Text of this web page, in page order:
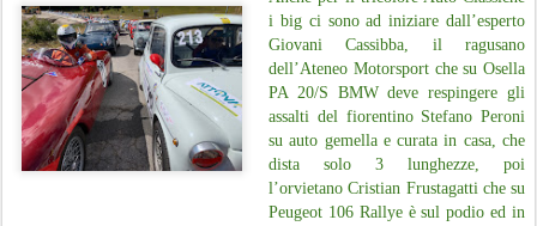
i big ci sono ad iniziare dall’esperto
Giovani Cassibba, il ragusano
dell’Ateneo Motorsport che su Osella
PA 20/S BMW deve respingere gli
assalti del fiorentino Stefano Peroni
su auto gemella e curata in casa, che
dista solo 3 lunghezze, poi
l’orvietano Cristian Frustagatti che su
Peugeot 106 Rallye è sul podio ed in